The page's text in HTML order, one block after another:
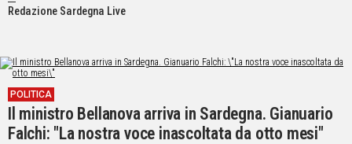
STORIE
VIDEO
Vai
Redazione Sardegna Live
POLITICA
Il ministro Bellanova arriva in Sardegna. Gianuario
Falchi: "La nostra voce inascoltata da otto mesi"